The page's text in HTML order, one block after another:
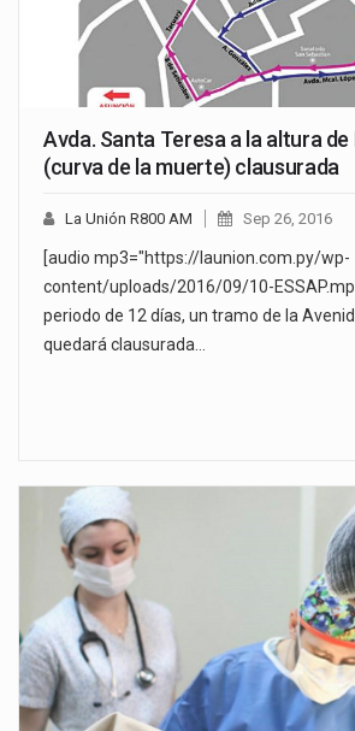
Avda. Santa Teresa a la altura
(curva de la muerte) clausurada
La Unión R800 AM Sep 26, 2016
[audio mp3="https://launion.com.py/wp-
content/uploads/2016/09/10-
periodo de 12 días, un tramo de la
quedará clausurada…